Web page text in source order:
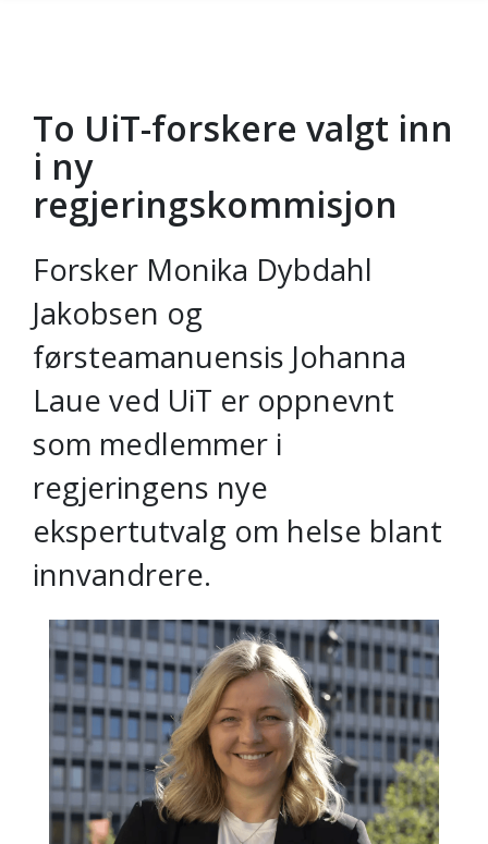
Gå til hovedinnhold
To UiT-forskere valgt inn
i ny
regjeringskommisjon
Forsker Monika Dybdahl
Jakobsen og
førsteamanuensis Johanna
Laue ved UiT er oppnevnt
som medlemmer i
regjeringens nye
ekspertutvalg om helse blant
innvandrere.